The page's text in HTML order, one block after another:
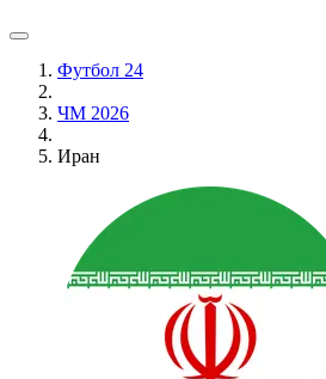
Футбол 24
ЧМ 2026
Иран